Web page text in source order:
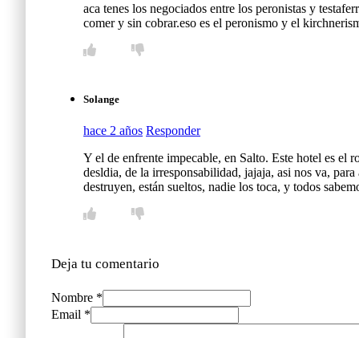
aca tenes los negociados entre los peronistas y
comer y sin cobrar.eso es el peronismo y el
Solange
hace 2 años Responder
Y el de enfrente impecable, en Salto. Este hotel es el
desldia, de la irresponsabilidad, jajaja, asi nos va,
destruyen, están sueltos, nadie los toca, y todos
Deja tu comentario
Nombre *
Email *